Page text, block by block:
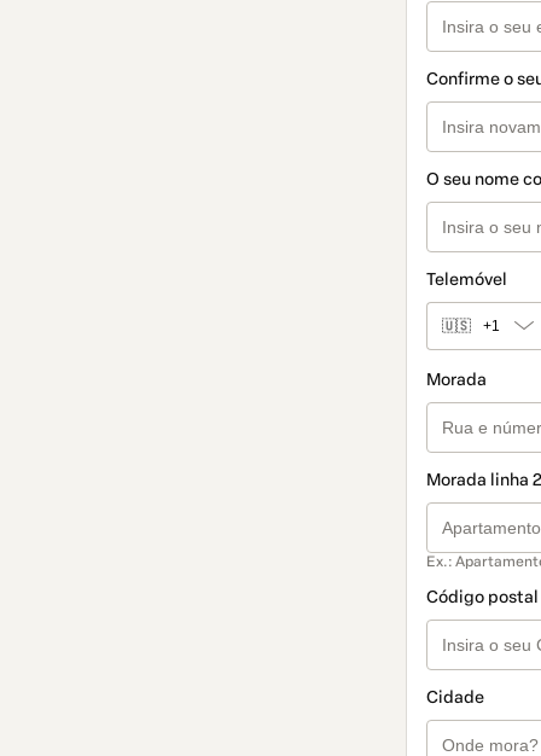
Confirme o
O seu nome
Telemóvel
🇺🇸 +1
Morada
Morada linha
Ex.:
Código postal
Cidade